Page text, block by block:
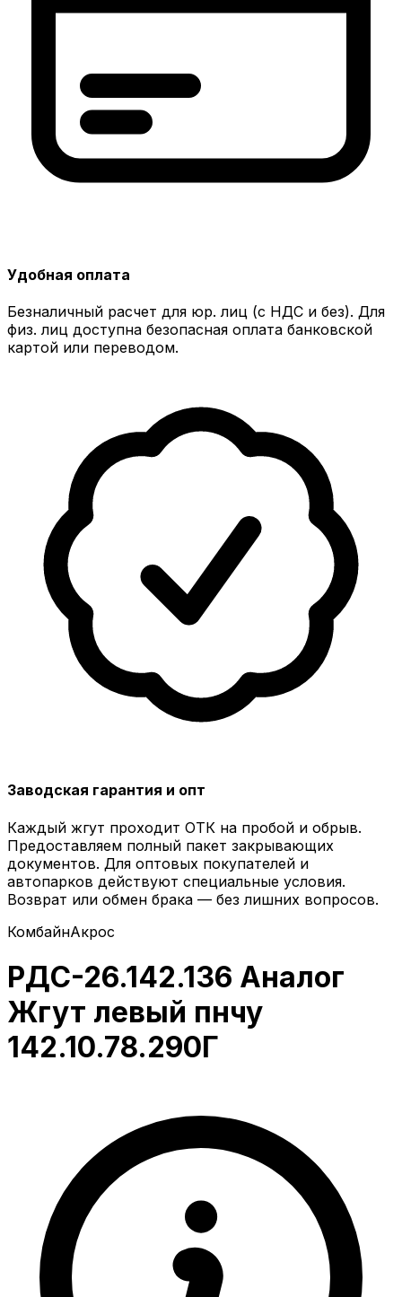
Удобная оплата
Безналичный расчет для юр. лиц (с НДС и без). Для
физ. лиц доступна безопасная оплата банковской
картой или переводом.
Заводская гарантия и опт
Каждый жгут проходит ОТК на пробой и обрыв.
Предоставляем полный пакет закрывающих
документов. Для оптовых покупателей и
автопарков действуют специальные условия.
Возврат или обмен брака — без лишних вопросов.
КомбайнАкрос
РДС-26.142.136 Аналог
Жгут левый пнчу
142.10.78.290Г